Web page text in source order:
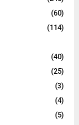
(60)
(114)
(40)
(25)
(3)
(4)
(5)